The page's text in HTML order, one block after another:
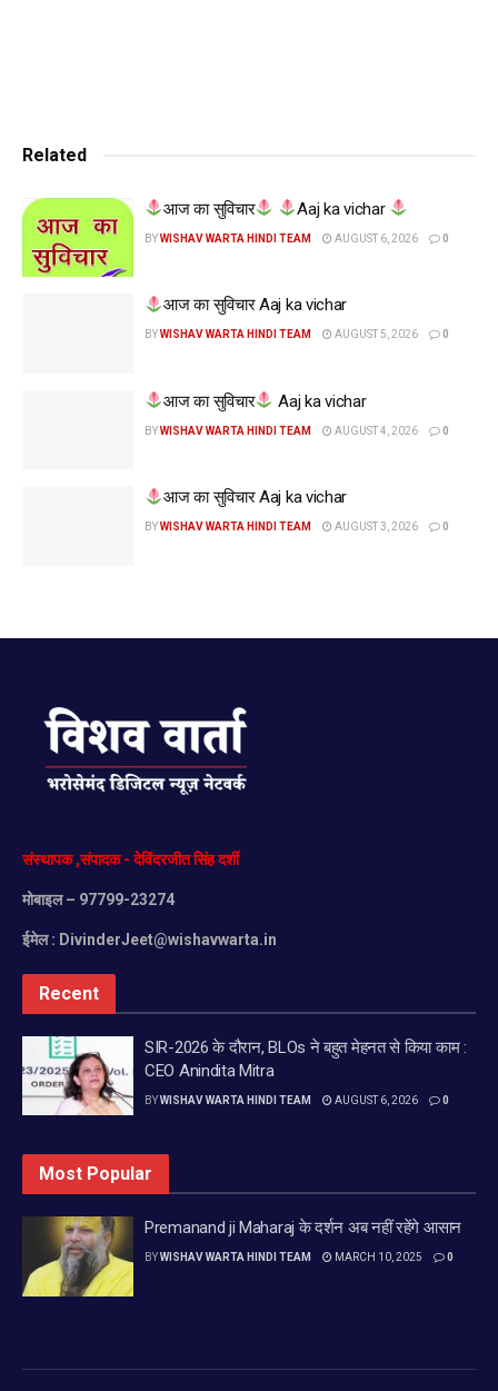
Related
आज का सुविचार Aaj ka vichar
BYWISHAV WARTA HINDI TEAM AUGUST 6, 2026 0
आज का सुविचार Aaj ka vichar
BYWISHAV WARTA HINDI TEAM AUGUST 5, 2026 0
आज का सुविचार Aaj ka vichar
BYWISHAV WARTA HINDI TEAM AUGUST 4, 2026 0
आज का सुविचार Aaj ka vichar
BYWISHAV WARTA HINDI TEAM AUGUST 3, 2026 0
संस्थापक,संपादक-देविंदरजीतसिंहदर्शी
मोबाइल– 97799-23274
ईमेल : DivinderJeet@wishavwarta.in
Recent
SIR-2026 के दौरान, BLOs ने बहुत मेहनत से किया काम :
CEO Anindita Mitra
BYWISHAV WARTA HINDI TEAM AUGUST 6, 2026 0
Most Popular
Premanand ji Maharaj के दर्शन अब नहीं रहेंगे आसान
BYWISHAV WARTA HINDI TEAM MARCH 10, 2025 0